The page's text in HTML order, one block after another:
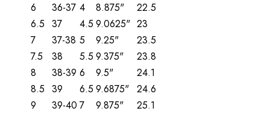
6
36-37 4 8.875"
22.5
6.5 37 4.5 9.0625" 23
7
37-38 5 9.25"
23.5
7.5
38 5.5 9.375"
23.8
8
38-39 6 9.5"
24.1
8.5 39 6.5 9.6875" 24.6
9
39-40 7 9.875"
25.1